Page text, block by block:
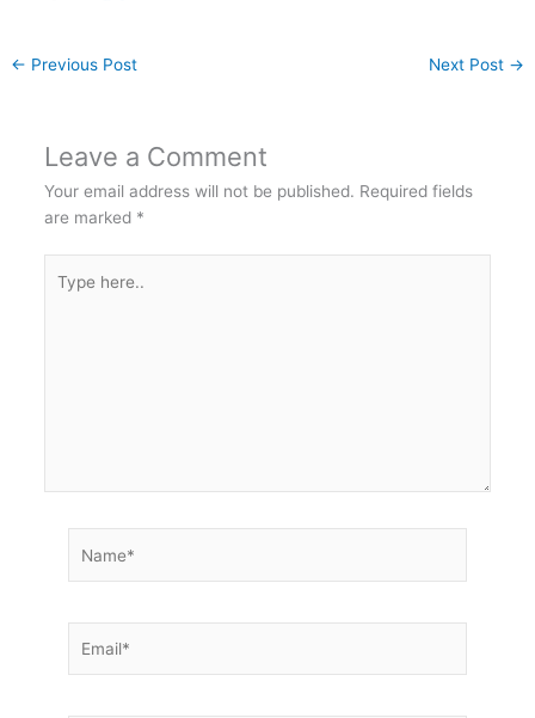
← Previous Post Next Post →
Leave a Comment
Your email address will not be published. Required fields
are marked *
here..